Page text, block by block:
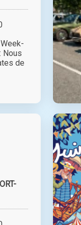
Nous
de